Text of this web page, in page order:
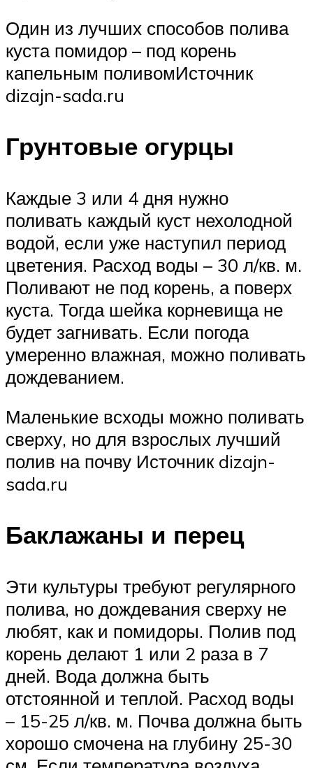
Один из лучших способов полива
куста помидор – под корень
капельным поливомИсточник
dizajn-sada.ru
Грунтовые огурцы
Каждые 3 или 4 дня нужно
поливать каждый куст нехолодной
водой, если уже наступил период
цветения. Расход воды – 30 л/кв. м.
Поливают не под корень, а поверх
куста. Тогда шейка корневища не
будет загнивать. Если погода
умеренно влажная, можно поливать
дождеванием.
Маленькие всходы можно поливать
сверху, но для взрослых лучший
полив на почву Источник dizajn-
sada.ru
Баклажаны и перец
Эти культуры требуют регулярного
полива, но дождевания сверху не
любят, как и помидоры. Полив под
корень делают 1 или 2 раза в 7
дней. Вода должна быть
отстоянной и теплой. Расход воды
– 15-25 л/кв. м. Почва должна быть
хорошо смочена на глубину 25-30